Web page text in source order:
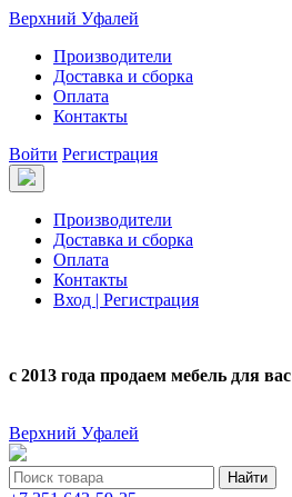
Верхний Уфалей
Производители
Доставка и сборка
Оплата
Контакты
Войти Регистрация
Производители
Доставка и сборка
Оплата
Контакты
Вход | Регистрация
с 2013 года продаем мебель для вас
Верхний Уфалей